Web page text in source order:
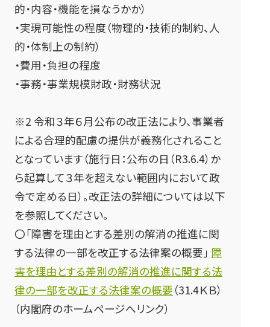
的・内容・機能を損なうかか）
・実現可能性の程度（物理的・技術的制約、人
的・体制上の制約）
・費用・負担の程度
・事務・事業規模財政・財務状況
※2 令和３年６月公布の改正法により、事業者
による合理的配慮の提供が義務化されること
となっています（施行日：公布の日（R3.6.4）か
ら起算して３年を超えない範囲内において政
令で定める日）。改正法の詳細については以下
を参照してください。
〇「障害を理由とする差別の解消の推進に関
する法律の一部を改正する法律案の概要」 障
害を理由とする差別の解消の推進に関する法
律の一部を改正する法律案の概要 （31.4ＫＢ）
（内閣府のホームページへリンク）